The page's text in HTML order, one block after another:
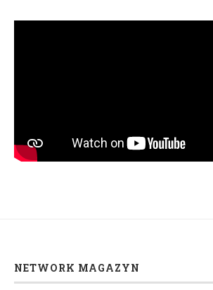
NETWORK MAGAZYN